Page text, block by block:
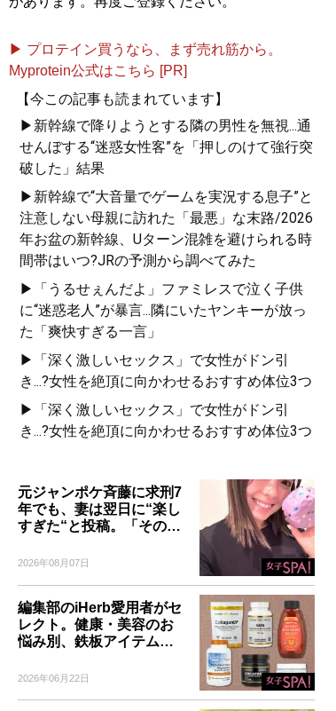
▶ プロテイン買うなら、まず売れ筋から。
Myprotein公式はこちら [PR]
【今この記事も読まれています】
▶新幹線で降りようとする隣の男性を無視...通
せんぼする“迷惑女性客”を「押しのけて強行突
破した」結果
▶新幹線で“大音量でゲームを実況する息子”と
注意しない母親に訪れた「最悪」な末路/2026
年お盆の新幹線、Uターン混雑を避けられる時
間帯はいつ?JRの予測から調べてみた
▶「うるせぇんだよ」ファミレスで泣く子供
に“迷惑老人”が暴言...隣にいたヤンキーが放っ
た「爽快すぎる一言」
▶「深く激しいセックス」で女性がドン引
き...?女性を絶頂に向かわせるおすすめ体位3つ
▶「深く激しいセックス」で女性がドン引
き...?女性を絶頂に向かわせるおすすめ体位3つ
元ジャンポケ斉藤に求刑7
年でも、妻は翌日に“楽し
すぎた“と投稿。「その…
2026年08月07日
編集部のiHerb愛用者がセ
レクト。健康・美容のお
悩み別、鉄板アイテム…
2026年06月22日